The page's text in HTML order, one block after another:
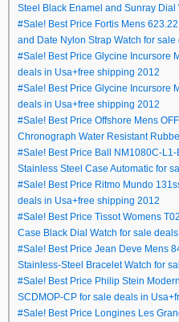
Steel Black Enamel and Sunray Dial
#Sale! Best Price Fortis Mens
and Date Nylon Strap Watch for
#Sale! Best Price Glycine Incursore
deals in Usa+free shipping 2012
#Sale! Best Price Glycine Incursore
deals in Usa+free shipping 2012
#Sale! Best Price Offshore Mens
Chronograph Water Resistant
#Sale! Best Price Ball NM1080C-
Stainless Steel Case Automatic for
#Sale! Best Price Ritmo Mundo
deals in Usa+free shipping 2012
#Sale! Best Price Tissot Womens
Case Black Dial Watch for sale
#Sale! Best Price Jean Deve Mens
Stainless-Steel Bracelet Watch for
#Sale! Best Price Philip Stein
SCDMOP-CP for sale deals in
#Sale! Best Price Longines Les